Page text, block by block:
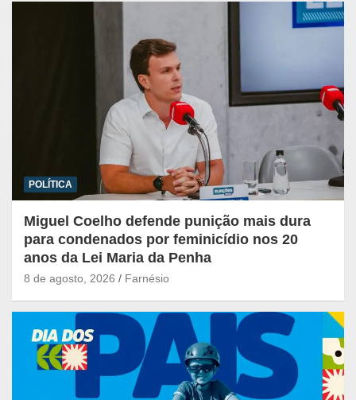
POLÍTICA
Miguel Coelho defende punição mais dura
para condenados por feminicídio nos 20
anos da Lei Maria da Penha
8 de agosto, 2026 Farnésio